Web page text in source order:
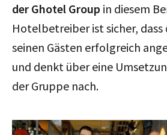
der Ghotel Group in diesem
Hotelbetreiber ist sicher, dass
seinen Gästen erfolgreich
und denkt über eine
der Gruppe nach.